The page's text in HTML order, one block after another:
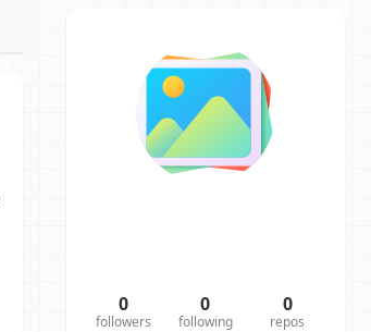
0
followers
0
following
0
repos